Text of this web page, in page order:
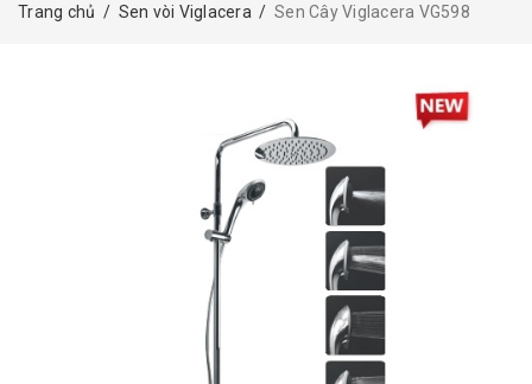
Trang chủ / Sen vòi Viglacera / Sen Cây Viglacera VG598